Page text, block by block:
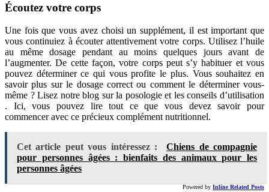
Écoutez votre corps
Une fois que vous avez choisi un supplément, il est important que
vous continuiez à écouter attentivement votre corps. Utilisez l’huile
au même dosage pendant au moins quelques jours avant de
l’augmenter. De cette façon, votre corps peut s’y habituer et vous
pouvez déterminer ce qui vous profite le plus. Vous souhaitez en
savoir plus sur le dosage correct ou comment le déterminer vous-
même ? Lisez notre blog sur la posologie et les conseils d’utilisation
. Ici, vous pouvez lire tout ce que vous devez savoir pour
commencer avec ce précieux complément nutritionnel.
Cet article peut vous intéressez :
Chiens de compagnie
pour personnes âgées : bienfaits des animaux pour les
personnes âgées
Powered by Inline Related Posts